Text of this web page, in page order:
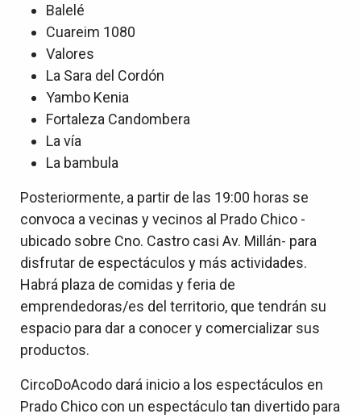
Balelé
Cuareim 1080
Valores
La Sara del Cordón
Yambo Kenia
Fortaleza Candombera
La vía
La bambula
Posteriormente, a partir de las 19:00 horas se
convoca a vecinas y vecinos al Prado Chico -
ubicado sobre Cno. Castro casi Av. Millán- para
disfrutar de espectáculos y más actividades.
Habrá plaza de comidas y feria de
emprendedoras/es del territorio, que tendrán su
espacio para dar a conocer y comercializar sus
productos.
CircoDoAcodo dará inicio a los espectáculos en
Prado Chico con un espectáculo tan divertido para